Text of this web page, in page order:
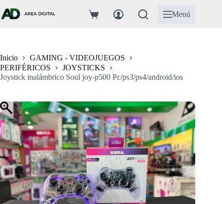
al
contenido
Carro
Menú
Inicio
GAMING - VIDEOJUEGOS
PERIFÉRICOS
JOYSTICKS
Joystick inalámbrico Soul joy-p500 Pc/ps3/ps4/android/ios